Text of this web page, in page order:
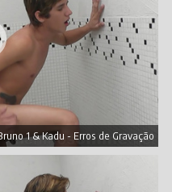
1 & Kadu - Erros de Gravação